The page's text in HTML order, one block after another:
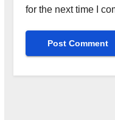
for the next time I